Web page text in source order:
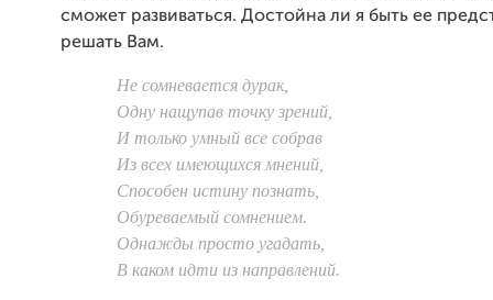
сможет развиваться. Достойна ли я быть ее
решать Вам.
Не сомневается дурак,
Одну нащупав точку зрений,
И только умный все собрав
Из всех имеющихся мнений,
Способен истину познать,
Обуреваемый сомнением.
Однажды просто угадать,
В каком идти из направлений.